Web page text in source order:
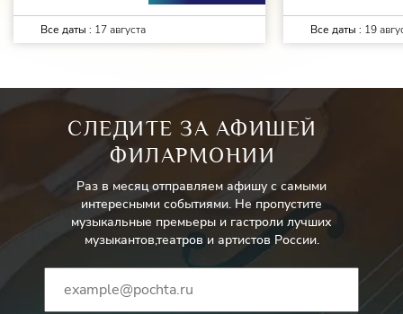
Все даты : 17 августа Все даты : 19
СЛЕДИТЕ ЗА АФИШЕЙ
ФИЛАРМОНИИ
Раз в месяц отправляем афишу с самыми
интересными событиями. Не пропустите
музыкальные премьеры и гастроли лучших
музыкантов,театров и артистов России.